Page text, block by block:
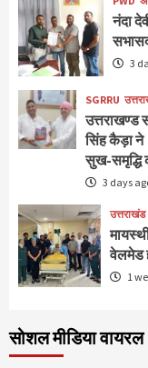
नंदा
3
SGRRU
उत्तराखण्ड
सिंह कैड़ा ने
सुख-समृद्धि
3 days
उत्तराखंड
वेलमेड
1
सोशल मीडिया वायरल